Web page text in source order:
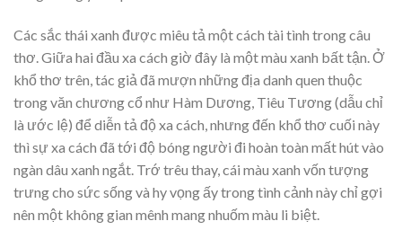
Các sắc thái xanh được miêu tả một cách tài tình trong câu
thơ. Giữa hai đầu xa cách giờ đây là một màu xanh bất tận. Ở
khổ thơ trên, tác giả đã mượn những địa danh quen thuộc
trong văn chương cổ như Hàm Dương, Tiêu Tương (dẫu chỉ
là ước lệ) để diễn tả độ xa cách, nhưng đến khổ thơ cuối này
thì sự xa cách đã tới độ bóng người đi hoàn toàn mất hút vào
ngàn dâu xanh ngắt. Trớ trêu thay, cái màu xanh vốn tượng
trưng cho sức sống và hy vọng ấy trong tình cảnh này chỉ gợi
nên một không gian mênh mang nhuốm màu li biệt.